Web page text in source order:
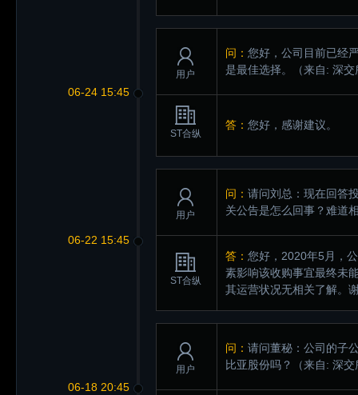
06-24 15:45
用户
问： 您好，公司目前已经
是最佳选择。
（来自: 深
ST合纵
答： 您好，感谢建议。
06-22 15:45
用户
问： 请问刘总：现在回答
关公告是怎么回事？难道
ST合纵
答： 您好，2020年5月，
素影响该收购事宜最终未
其运营状况无相关了解。
06-18 20:45
用户
问： 请问董秘：公司的子
比亚股份吗？
（来自: 深